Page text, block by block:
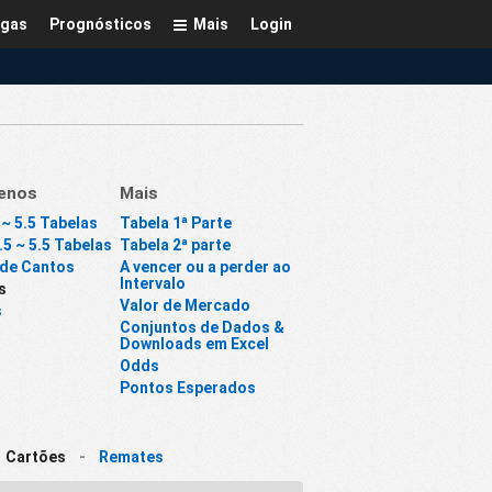
Login
Mais
Prognósticos
5.5 Tabelas
~ 5.5 Tabelas
Cantos
Mais
Tabela 1ª Parte
Tabela 2ª parte
A vencer ou a perder ao
Intervalo
Valor de Mercado
Conjuntos de Dados &
Downloads em Excel
Odds
Pontos Esperados
Cartões - Remates